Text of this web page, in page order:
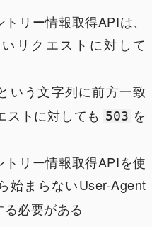
リー情報取得APIは、
リクエストに対して
いう文字列に前方一致
ストに対しても 503 を
リー情報取得APIを使
始まらないUser-Agent
必要がある